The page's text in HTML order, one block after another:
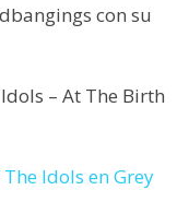
con su
– At The Birth
Idols en Grey